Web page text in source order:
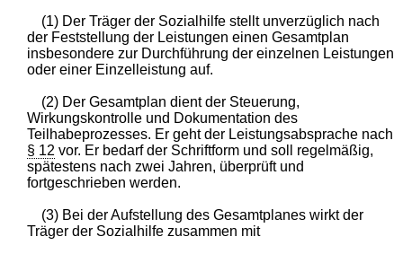
(1) Der Träger der Sozialhilfe stellt unverzüglich nach
der Feststellung der Leistungen einen Gesamtplan
insbesondere zur Durchführung der einzelnen Leistungen
oder einer Einzelleistung auf.
(2) Der Gesamtplan dient der Steuerung,
Wirkungskontrolle und Dokumentation des
Teilhabeprozesses. Er geht der Leistungsabsprache nach
§ 12 vor. Er bedarf der Schriftform und soll regelmäßig,
spätestens nach zwei Jahren, überprüft und
fortgeschrieben werden.
(3) Bei der Aufstellung des Gesamtplanes wirkt der
Träger der Sozialhilfe zusammen mit